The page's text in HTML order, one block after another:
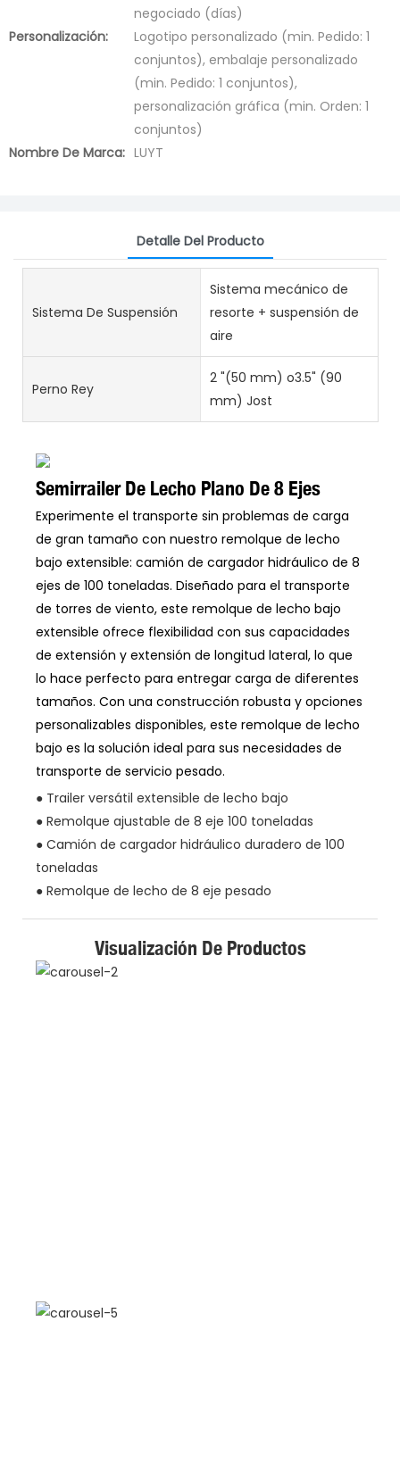
negociado (días)
Personalización:
Logotipo personalizado (min. Pedido: 1
conjuntos), embalaje personalizado
(min. Pedido: 1 conjuntos),
personalización gráfica (min. Orden: 1
conjuntos)
Nombre De Marca: LUYT
Detalle Del Producto
Sistema De Suspensión
Sistema mecánico de
resorte + suspensión de
aire
Perno Rey
2 "(50 mm) o3.5" (90
mm) Jost
Semirrailer De Lecho Plano De 8 Ejes
Experimente el transporte sin problemas de carga
de gran tamaño con nuestro remolque de lecho
bajo extensible: camión de cargador hidráulico de 8
ejes de 100 toneladas. Diseñado para el transporte
de torres de viento, este remolque de lecho bajo
extensible ofrece flexibilidad con sus capacidades
de extensión y extensión de longitud lateral, lo que
lo hace perfecto para entregar carga de diferentes
tamaños. Con una construcción robusta y opciones
personalizables disponibles, este remolque de lecho
bajo es la solución ideal para sus necesidades de
transporte de servicio pesado.
● Trailer versátil extensible de lecho bajo
● Remolque ajustable de 8 eje 100 toneladas
● Camión de cargador hidráulico duradero de 100
toneladas
● Remolque de lecho de 8 eje pesado
Visualización De Productos